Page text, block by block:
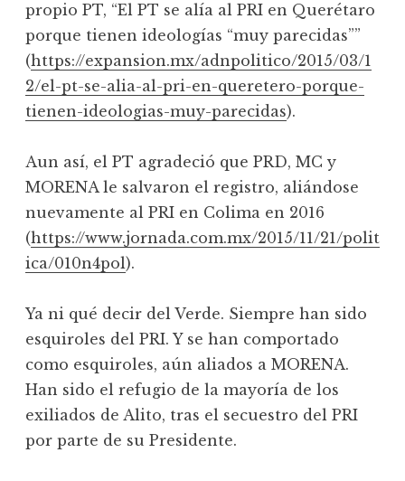
propio PT, “El PT se alía al PRI en Querétaro
porque tienen ideologías “muy parecidas””
(https://expansion.mx/adnpolitico/2015/03/1
2/el-pt-se-alia-al-pri-en-queretero-porque-
tienen-ideologias-muy-parecidas).
Aun así, el PT agradeció que PRD, MC y
MORENA le salvaron el registro, aliándose
nuevamente al PRI en Colima en 2016
(https://www.jornada.com.mx/2015/11/21/polit
ica/010n4pol).
Ya ni qué decir del Verde. Siempre han sido
esquiroles del PRI. Y se han comportado
como esquiroles, aún aliados a MORENA.
Han sido el refugio de la mayoría de los
exiliados de Alito, tras el secuestro del PRI
por parte de su Presidente.